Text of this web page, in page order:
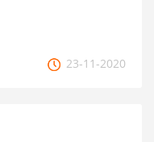
23-11-2020